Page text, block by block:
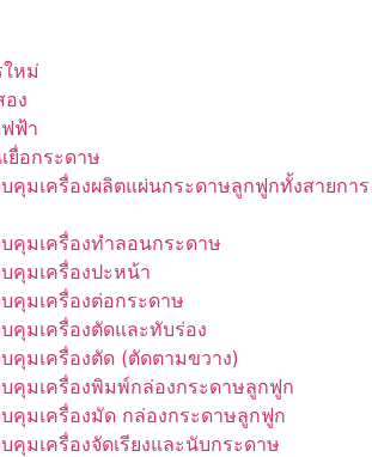
ใหม่
อง
ฟ้า
ยื่อกระดาษ
คุมเครื่องผลิตแผ่นกระดาษลูกฟูกทั้งสายการ
คุมเครื่องทำลอนกระดาษ
คุมเครื่องปะหน้า
คุมเครื่องต่อกระดาษ
คุมเครื่องตัดและทับร่อง
คุมเครื่องตัด (ตัดตามขวาง)
คุมเครื่องพิมพ์กล่องกระดาษลูกฟูก
คุมเครื่องมัด กล่องกระดาษลูกฟูก
คุมเครื่องจัดเรียงและนับกระดาษ